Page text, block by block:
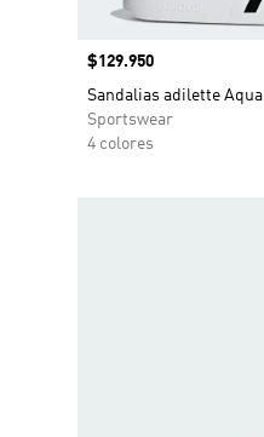
Precio
$129.950
Sandalias adilette Aqua
Sportswear
4 colores